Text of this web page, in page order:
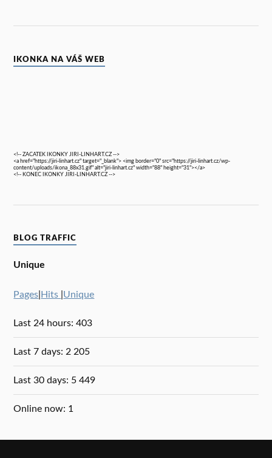
IKONKA NA VÁŠ WEB
<!-- ZACATEK IKONKY JIRI-LINHART.CZ -->
<a href="https://jiri-linhart.cz" target="_blank"> <img border="0" src="https://jiri-linhart.cz/wp-
content/uploads/ikona_88x31.gif" alt="jiri-linhart.cz" width="88" height="31"></a>
<!-- KONEC IKONKY JIRI-LINHART.CZ -->
BLOG TRAFFIC
Unique
Pages Hits Unique
Last 24 hours:403
Last 7 days: 2 205
Last 30 days: 5 449
Online now: 1